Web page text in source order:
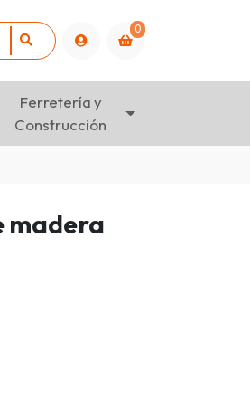
0
Ferretería y
Construcción
madera